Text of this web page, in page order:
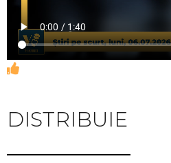
DISTRIBUIE